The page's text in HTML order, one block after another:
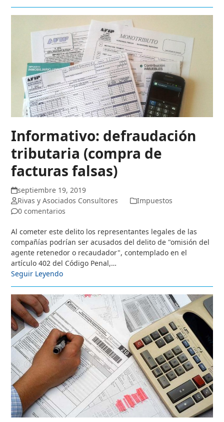
Informativo: defraudación
tributaria (compra de
facturas falsas)
septiembre 19, 2019
Rivas y Asociados Consultores
Impuestos
0 comentarios
Al cometer este delito los representantes legales de las
compañías podrían ser acusados del delito de "omisión del
agente retenedor o recaudador", contemplado en el
artículo 402 del Código Penal,…
Seguir Leyendo